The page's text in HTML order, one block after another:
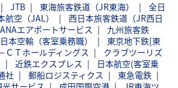
JTB 東海旅客鉄道（JR東海）
全日
航空（JAL）
西日本旅客鉄道（JR西日
ANAエアポートサービス
九州旅客鉄
本空輸（客室乗務職）
東京地下鉄[東
ＣＴホールディングス
クラブツーリズ
近鉄エクスプレス
日本航空(客室乗
社 郵船ロジスティクス
東急電鉄